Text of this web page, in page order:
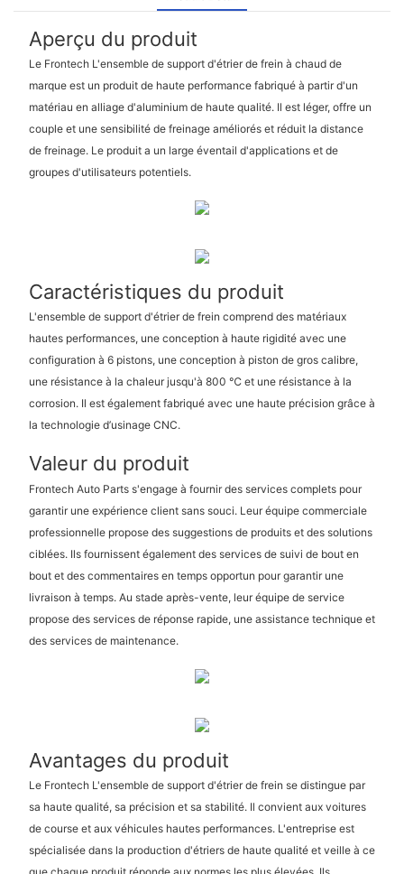
Aperçu du produit
Le Frontech L'ensemble de support d'étrier de frein à chaud de
marque est un produit de haute performance fabriqué à partir d'un
matériau en alliage d'aluminium de haute qualité. Il est léger, offre un
couple et une sensibilité de freinage améliorés et réduit la distance
de freinage. Le produit a un large éventail d'applications et de
groupes d'utilisateurs potentiels.
Caractéristiques du produit
L'ensemble de support d'étrier de frein comprend des matériaux
hautes performances, une conception à haute rigidité avec une
configuration à 6 pistons, une conception à piston de gros calibre,
une résistance à la chaleur jusqu'à 800 ℃ et une résistance à la
corrosion. Il est également fabriqué avec une haute précision grâce à
la technologie d’usinage CNC.
Valeur du produit
Frontech Auto Parts s'engage à fournir des services complets pour
garantir une expérience client sans souci. Leur équipe commerciale
professionnelle propose des suggestions de produits et des solutions
ciblées. Ils fournissent également des services de suivi de bout en
bout et des commentaires en temps opportun pour garantir une
livraison à temps. Au stade après-vente, leur équipe de service
propose des services de réponse rapide, une assistance technique et
des services de maintenance.
Avantages du produit
Le Frontech L'ensemble de support d'étrier de frein se distingue par
sa haute qualité, sa précision et sa stabilité. Il convient aux voitures
de course et aux véhicules hautes performances. L'entreprise est
spécialisée dans la production d'étriers de haute qualité et veille à ce